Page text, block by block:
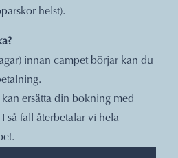
helst).
innan campet börjar kan du
kan ersätta din bokning med
så fall återbetalar vi hela